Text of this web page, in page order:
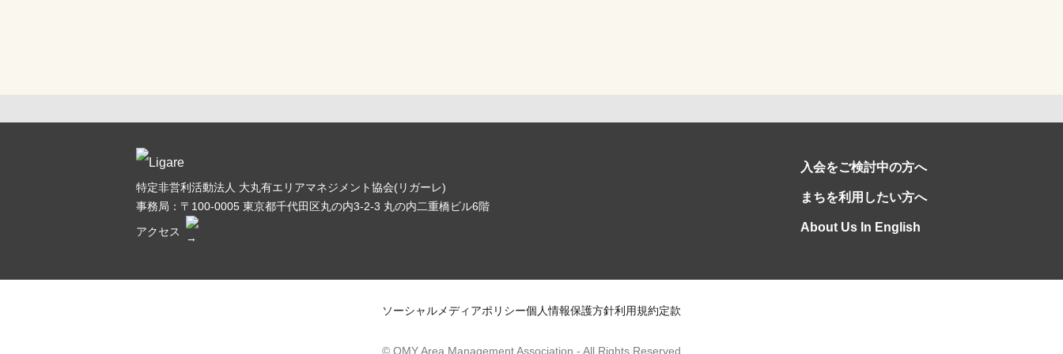
特定非営利活動法人 大丸有エリアマネジメント協会(リガーレ)
事務局：〒100-0005 東京都千代田区丸の内3-2-3 丸の内二重橋ビル6階
アクセス
入会をご検討中の方へ
まちを利用したい方へ
About Us In English
ソーシャルメディアポリシー個人情報保護方針利用規約定款
© OMY Area Management Association - All Rights Reserved